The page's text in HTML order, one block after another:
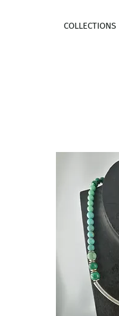
COLLECTIONS